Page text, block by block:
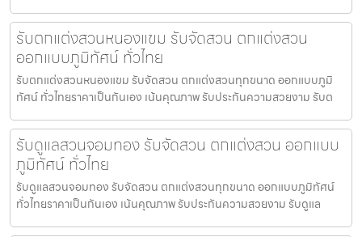
รับตกแต่งสวนหนองแขม รับจัดสวน ตกแต่งสวน
ออกแบบภูมิทัศน์ ทั่วไทย
รับตกแต่งสวนหนองแขม รับจัดสวน ตกแต่งสวนทุกขนาด ออกแบบภูมิ
ทัศน์ ทั่วไทยราคาเป็นกันเอง เน้นคุณภาพ รับประกันความสวยงาม รับต
รับดูแลสวนจอมทอง รับจัดสวน ตกแต่งสวน ออกแบบ
ภูมิทัศน์ ทั่วไทย
รับดูแลสวนจอมทอง รับจัดสวน ตกแต่งสวนทุกขนาด ออกแบบภูมิทัศน์
ทั่วไทยราคาเป็นกันเอง เน้นคุณภาพ รับประกันความสวยงาม รับดูแล